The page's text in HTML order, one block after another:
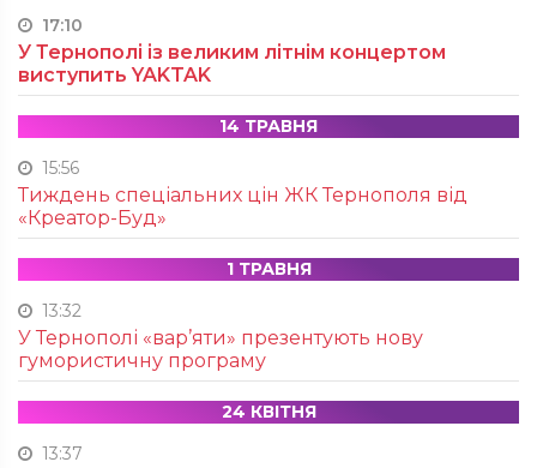
17:10
У Тернополі із великим літнім концертом
виступить YAKTAK
14 ТРАВНЯ
15:56
Тиждень спеціальних цін ЖК Тернополя від
«Креатор-Буд»
1 ТРАВНЯ
13:32
У Тернополі «вар’яти» презентують нову
гумористичну програму
24 КВІТНЯ
13:37